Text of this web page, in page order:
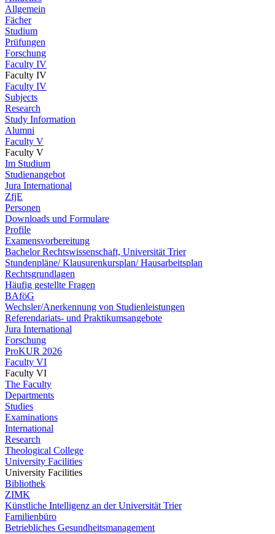
Allgemein
Fächer
Studium
Prüfungen
Forschung
Faculty IV
Faculty IV
Faculty IV
Subjects
Research
Study Information
Alumni
Faculty V
Faculty V
Im Studium
Studienangebot
Jura International
ZfjE
Personen
Downloads und Formulare
Profile
Examensvorbereitung
Bachelor Rechtswissenschaft, Universität Trier
Stundenpläne/ Klausurenkursplan/ Hausarbeitsplan
Rechtsgrundlagen
Häufig gestellte Fragen
BAföG
Wechsler/Anerkennung von Studienleistungen
Referendariats- und Praktikumsangebote
Jura International
Forschung
ProKUR 2026
Faculty VI
Faculty VI
The Faculty
Departments
Studies
Examinations
International
Research
Theological College
University Facilities
University Facilities
Bibliothek
ZIMK
Künstliche Intelligenz an der Universität Trier
Familienbüro
Betriebliches Gesundheitsmanagement